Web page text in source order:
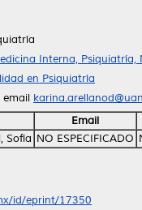
Interna, Psiquiatría,
en Psiquiatría
email
Email
Sofía NO ESPECIFICADO
id/eprint/17350